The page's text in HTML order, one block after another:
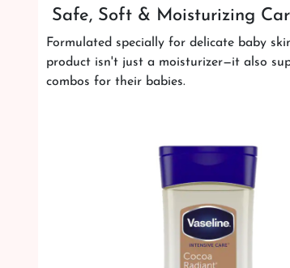
Safe, Soft & Moisturizing
Formulated specially for delicate baby
product isn't just a moisturizer—it also
combos for their babies.